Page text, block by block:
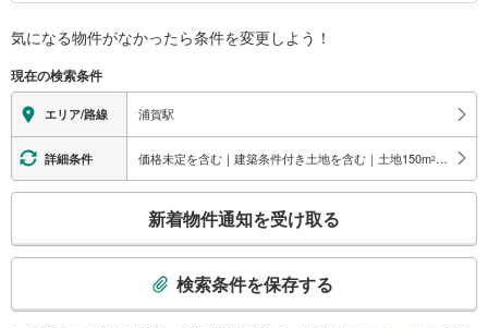
関
る
情
報
気になる物件がなかったら条件を変更しよう！
現在の検索条件
エリア/路線 浦賀駅
詳細条件 価格未定を含む｜建築条件付き土地を含む｜土地150m2 以上
検
新着物件通知を受け取る
検索条件を保存する